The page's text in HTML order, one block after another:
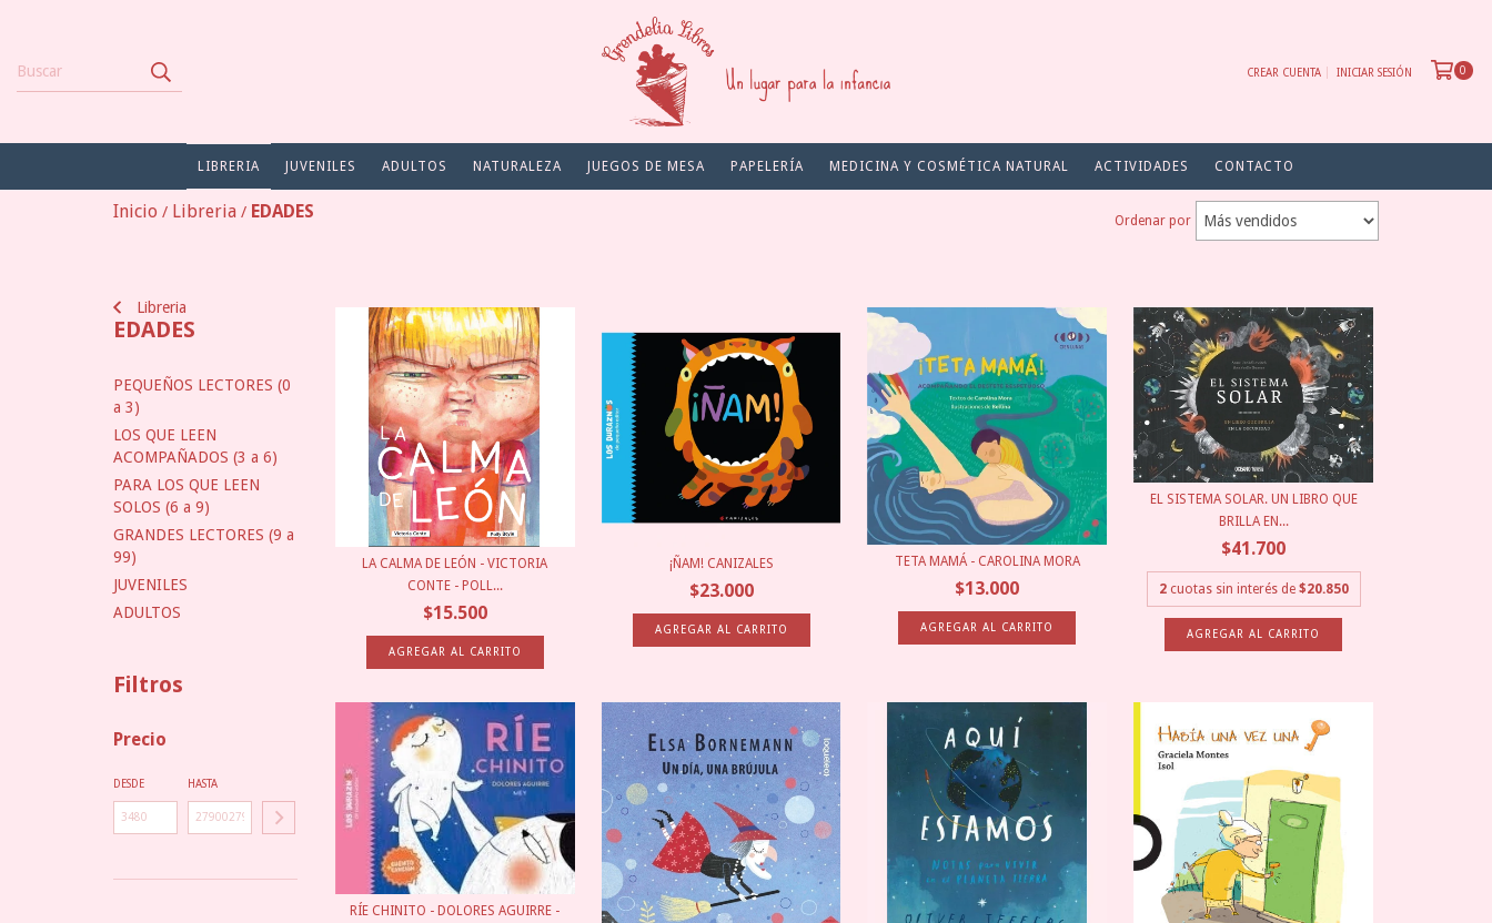
CREAR CUENTA INICIAR SESIÓN 0
LIBRERIA JUVENILES ADULTOS NATURALEZA JUEGOS DE MESA PAPELERÍA MEDICINA Y COSMÉTICA NATURAL ACTIVIDADES CONTACTO
Inicio / Libreria / EDADES Ordenar por
Libreria
EDADES
PEQUEÑOS LECTORES (0
a 3)
LOS QUE LEEN
ACOMPAÑADOS (3 a 6)
PARA LOS QUE LEEN
SOLOS (6 a 9)
GRANDES LECTORES (9 a
99)
JUVENILES
ADULTOS
Filtros
Precio
DESDE HASTA
LA CALMA DE LEÓN - VICTORIA
CONTE - POLL...
$15.500
¡ÑAM! CANIZALES
$23.000
TETA MAMÁ - CAROLINA MORA
$13.000
EL SISTEMA SOLAR. UN LIBRO QUE
BRILLA EN...
$41.700
2 cuotas sin interés de $20.850
RÍE CHINITO - DOLORES AGUIRRE -